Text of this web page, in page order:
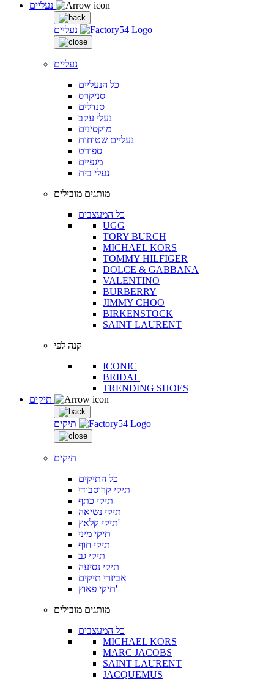
נעליים
נעליים
כל הנעליים
סניקרס
סנדלים
נעלי עקב
מוקסינים
נעליים שטוחות
ספורט
מגפיים
נעלי בית
מותגים מובילים
כל המעצבים
UGG
TORY BURCH
MICHAEL KORS
TOMMY HILFIGER
DOLCE & GABBANA
VALENTINO
BURBERRY
JIMMY CHOO
BIRKENSTOCK
SAINT LAURENT
קנה לפי
ICONIC
BRIDAL
TRENDING SHOES
תיקים
תיקים
כל התיקים
תיקי קרוסבודי
תיקי כתף
תיקי נשיאה
תיקי קלאץ'
תיקי מיני
תיקי חוף
תיקי גב
תיקי נסיעה
אביזרי תיקים
תיקי פאוץ'
מותגים מובילים
כל המעצבים
MICHAEL KORS
MARC JACOBS
SAINT LAURENT
JACQUEMUS